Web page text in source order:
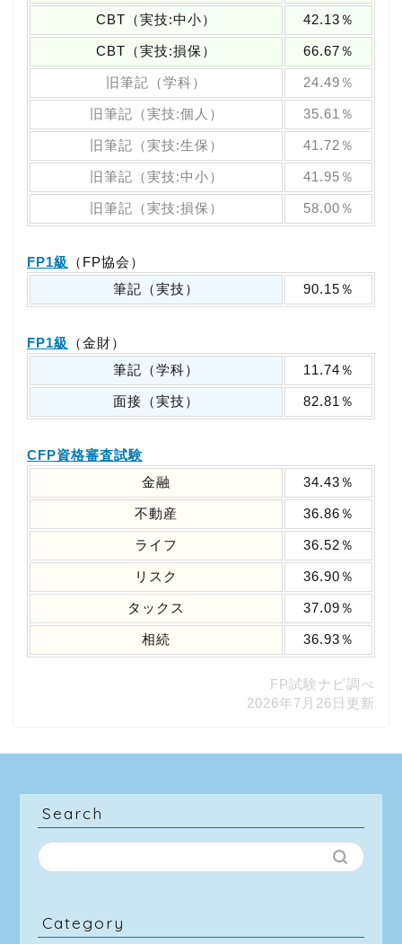
CBT（実技:中小） 42.13％
CBT（実技:損保） 66.67％
旧筆記（学科） 24.49％
旧筆記（実技:個人） 35.61％
旧筆記（実技:生保） 41.72％
旧筆記（実技:中小） 41.95％
旧筆記（実技:損保） 58.00％
FP1級
（FP協会）
筆記（実技）
90.15％
FP1級
（金財）
筆記（学科）
11.74％
面接（実技） 82.81％
CFP資格審査試験
金融
34.43％
不動産 36.86％
ライフ 36.52％
リスク 36.90％
タックス 37.09％
相続 36.93％
FP試験ナビ調べ
2026年7月26日更新
Search
Category